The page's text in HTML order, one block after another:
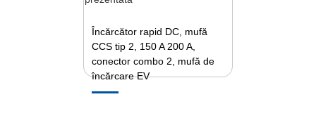
Încărcător rapid DC, mufă
CCS tip 2, 150 A 200 A,
conector combo 2, mufă de
încărcare EV